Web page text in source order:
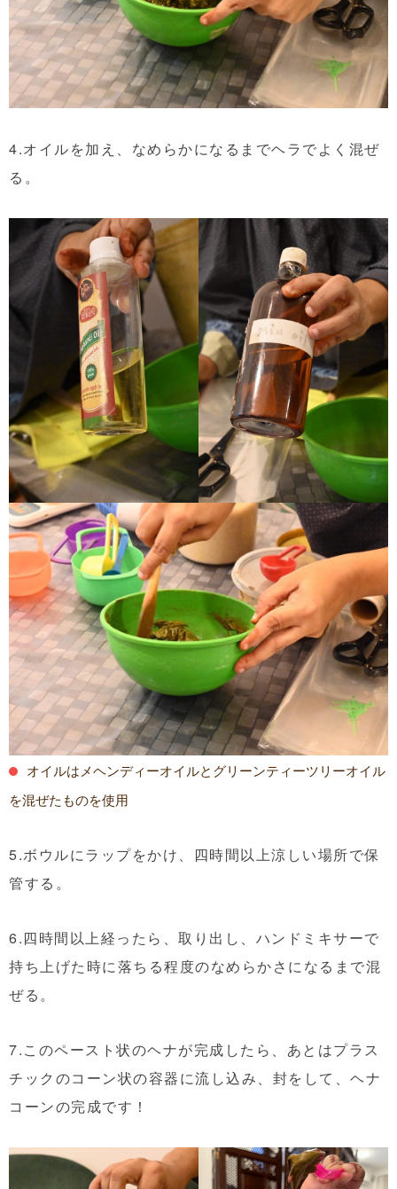
4.オイルを加え、なめらかになるまでヘラでよく混ぜ
る。
オイルはメヘンディーオイルとグリーンティーツリーオイル
を混ぜたものを使用
5.ボウルにラップをかけ、四時間以上涼しい場所で保
管する。
6.四時間以上経ったら、取り出し、ハンドミキサーで
持ち上げた時に落ちる程度のなめらかさになるまで混
ぜる。
7.このペースト状のヘナが完成したら、あとはプラス
チックのコーン状の容器に流し込み、封をして、ヘナ
コーンの完成です！